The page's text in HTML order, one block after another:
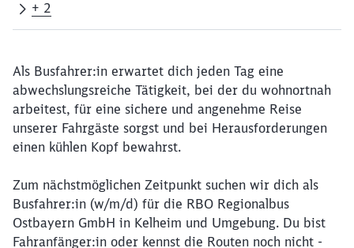
+ 2
Als Busfahrer:in erwartet dich jeden Tag eine
abwechslungsreiche Tätigkeit, bei der du wohnortnah
arbeitest, für eine sichere und angenehme Reise
unserer Fahrgäste sorgst und bei Herausforderungen
einen kühlen Kopf bewahrst.
Zum nächstmöglichen Zeitpunkt suchen wir dich als
Busfahrer:in (w/m/d) für die RBO Regionalbus
Ostbayern GmbH in Kelheim und Umgebung. Du bist
Fahranfänger:in oder kennst die Routen noch nicht -